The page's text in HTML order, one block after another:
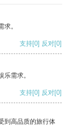
。
支持[0] 反对[0]
需求。
支持[0] 反对[0]
到高品质的旅行体